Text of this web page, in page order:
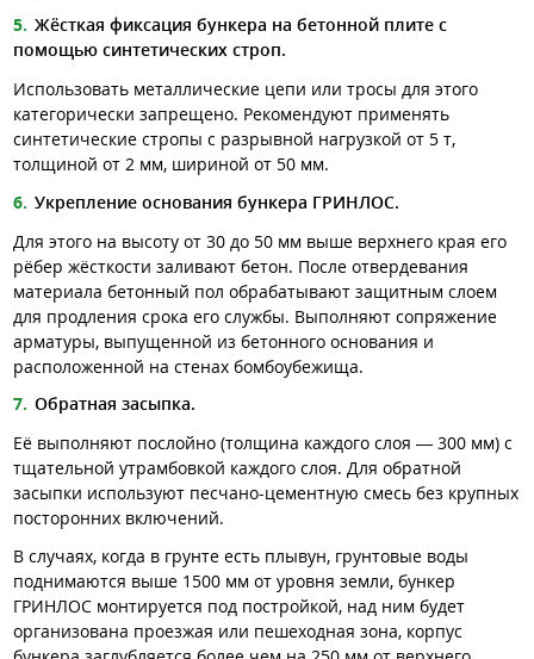
Жёсткая фиксация бункера на бетонной плите с
помощью синтетических строп.
Использовать металлические цепи или тросы для этого
категорически запрещено. Рекомендуют применять
синтетические стропы с разрывной нагрузкой от 5 т,
толщиной от 2 мм, шириной от 50 мм.
Укрепление основания бункера ГРИНЛОС.
Для этого на высоту от 30 до 50 мм выше верхнего края его
рёбер жёсткости заливают бетон. После отвердевания
материала бетонный пол обрабатывают защитным слоем
для продления срока его службы. Выполняют сопряжение
арматуры, выпущенной из бетонного основания и
расположенной на стенах бомбоубежища.
Обратная засыпка.
Её выполняют послойно (толщина каждого слоя — 300 мм) с
тщательной утрамбовкой каждого слоя. Для обратной
засыпки используют песчано-цементную смесь без крупных
посторонних включений.
В случаях, когда в грунте есть плывун, грунтовые воды
поднимаются выше 1500 мм от уровня земли, бункер
ГРИНЛОС монтируется под постройкой, над ним будет
организована проезжая или пешеходная зона, корпус